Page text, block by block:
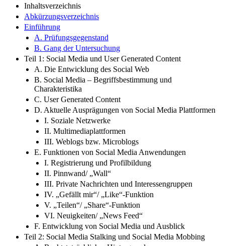
Inhaltsverzeichnis
Abkürzungsverzeichnis
Einführung
A. Prüfungsgegenstand
B. Gang der Untersuchung
Teil 1: Social Media und User Generated Content
A. Die Entwicklung des Social Web
B. Social Media – Begriffsbestimmung und
Charakteristika
C. User Generated Content
D. Aktuelle Ausprägungen von Social Media Plattformen
I. Soziale Netzwerke
II. Multimediaplattformen
III. Weblogs bzw. Microblogs
E. Funktionen von Social Media Anwendungen
I. Registrierung und Profilbildung
II. Pinnwand/ „Wall“
III. Private Nachrichten und Interessengruppen
IV. „Gefällt mir“/ „Like“-Funktion
V. „Teilen“/ „Share“-Funktion
VI. Neuigkeiten/ „News Feed“
F. Entwicklung von Social Media und Ausblick
Teil 2: Social Media Stalking und Social Media Mobbing